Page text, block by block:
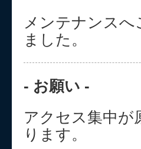
メンテナンス
ました。
- お願い -
アクセス集中が
ります。